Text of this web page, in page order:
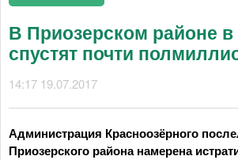
В Приозерском районе
спустят почти
14:17 19.07.2017
Администрация Красноозёрного
Приозерского района намерена